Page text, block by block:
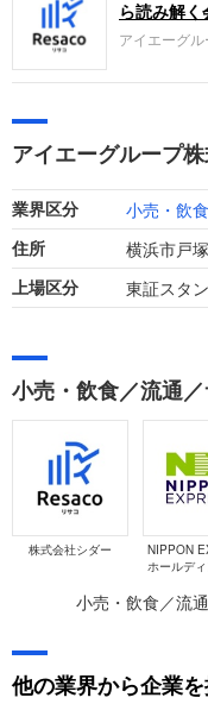
ら読み解く
アイエーグ
し、主にオ
ライダル事
た成長を続
アイエーグループ
業界区分 小売・飲
住所 横浜市戸
上場区分 東証スタ
小売・飲食／流通
株式会社シダー
NIPPON
ホールデ
小売・飲食／流
他の業界から企業